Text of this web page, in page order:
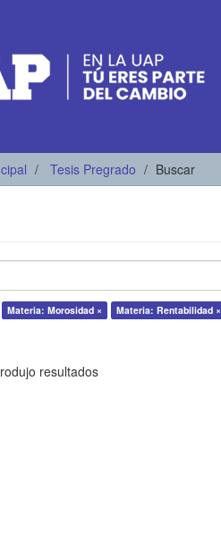
Tesis Pregrado Buscar
Materia: Morosidad × Materia: Rentabilidad ×
resultados